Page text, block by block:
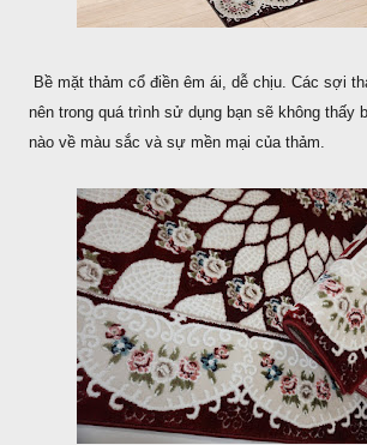
Bề mặt thảm cổ điền êm ái, dễ chịu. Các sợi
nên trong quá trình sử dụng bạn sẽ không thấy
nào về màu sắc và sự mền mại của thảm.